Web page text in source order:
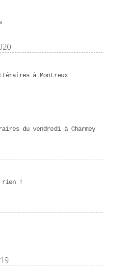
à Montreux
du vendredi à Charmey
rien !